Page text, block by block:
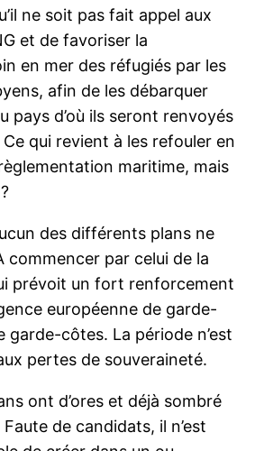
ne soit pas fait appel aux
et de favoriser la
en mer des réfugiés par les
afin de les débarquer
pays d’où ils seront renvoyés
qui revient à les refouler en
maritime, mais
des différents plans ne
commencer par celui de la
prévoit un fort renforcement
européenne de garde-
côtes. La période n’est
pertes de souveraineté.
ont d’ores et déjà sombré
de candidats, il n’est